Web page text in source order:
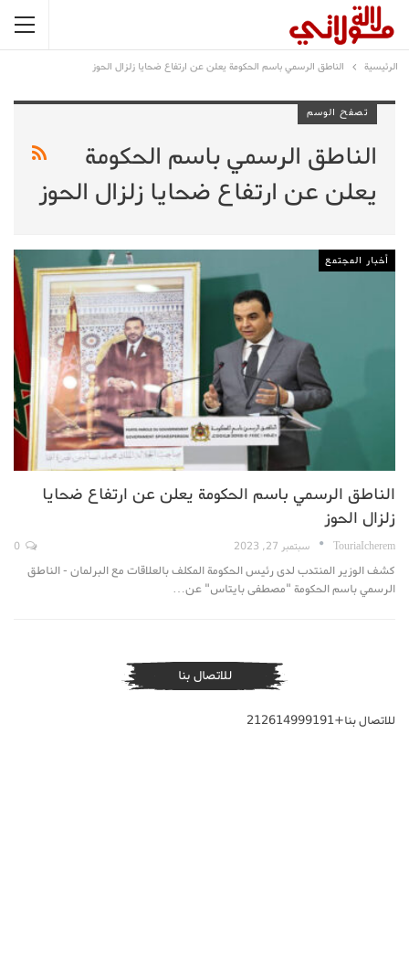
الرئيسية الناطق الرسمي باسم الحكومة يعلن عن ارتفاع ضحايا زلزال الحوز
تصفح الوسم
الناطق الرسمي باسم الحكومة
يعلن عن ارتفاع ضحايا زلزال الحوز
أخبار المجتمع
الناطق الرسمي باسم الحكومة يعلن عن ارتفاع ضحايا
زلزال الحوز
TouriaIcherem سبتمبر 27, 2023
كشف الوزير المنتدب لدى رئيس الحكومة المكلف بالعلاقات مع البرلمان - الناطق
الرسمي باسم الحكومة "مصطفى بايتاس" عن…
للاتصال بنا
للاتصال بنا+212614999191